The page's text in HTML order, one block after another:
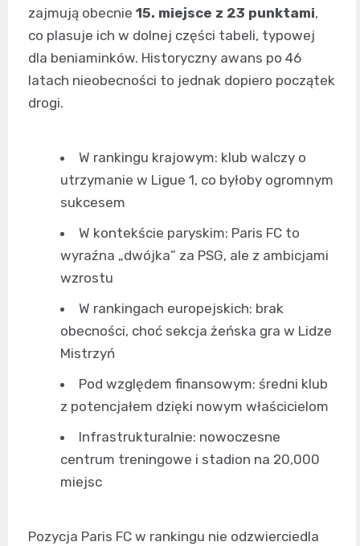
zajmują obecnie 15. miejsce z 23 punktami,
co plasuje ich w dolnej części tabeli, typowej
dla beniaminków. Historyczny awans po 46
latach nieobecności to jednak dopiero początek
drogi.
W rankingu krajowym: klub walczy o
utrzymanie w Ligue 1, co byłoby ogromnym
sukcesem
W kontekście paryskim: Paris FC to
wyraźna „dwójka” za PSG, ale z ambicjami
wzrostu
W rankingach europejskich: brak
obecności, choć sekcja żeńska gra w Lidze
Mistrzyń
Pod względem finansowym: średni klub
z potencjałem dzięki nowym właścicielom
Infrastrukturalnie: nowoczesne
centrum treningowe i stadion na 20,000
miejsc
Pozycja Paris FC w rankingu nie odzwierciedla